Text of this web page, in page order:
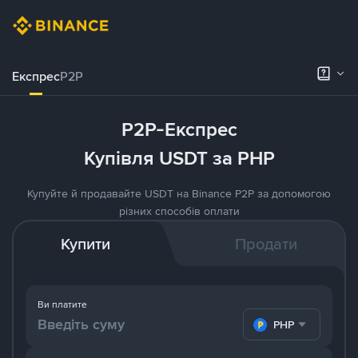
ЕкспресP2P
P2P-Експрес
Купівля USDT за PHP
Купуйте й продавайте USDT на Binance P2P за допомогою
різних способів оплати
Купити Продати
Ви платите
PHP